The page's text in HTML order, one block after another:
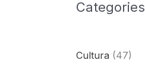
Categories
Cultura (47)